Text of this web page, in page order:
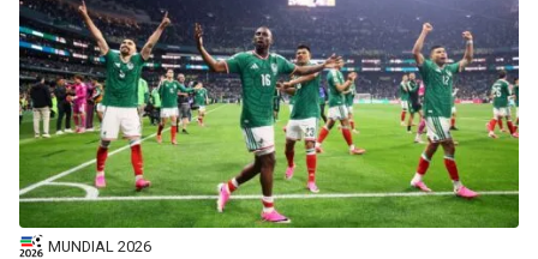
MUNDIAL 2026